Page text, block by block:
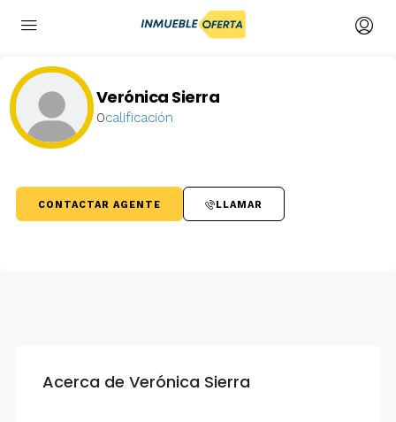
Verónica Sierra
0calificación
CONTACTAR AGENTE LLAMAR
Acerca de Verónica Sierra